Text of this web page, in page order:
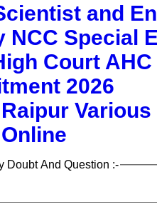
and
NCC Special
Court
2026
Doubt And Question :-